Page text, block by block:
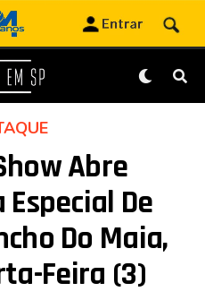
Abre
De
Do Maia,
Feira (3)